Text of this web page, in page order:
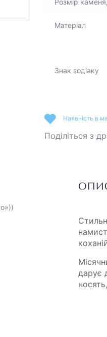
Розмір
Матеріал
Знак зодіаку
Наявність в
Поділіться з
дарує